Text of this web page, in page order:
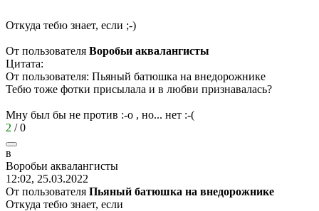
Откуда тебю знает, если ;-)
От пользователя Воробьи аквалангисты
Цитата:
От пользователя: Пьяный батюшка на внедорожнике
Тебю тоже фотки присылала и в любви признавалась?
Мну был бы не против :-o , но... нет :-(
2 /0
в
Воробьи аквалангисты
12:02, 25.03.2022
От пользователя Пьяный батюшка на внедорожнике
Откуда тебю знает, если